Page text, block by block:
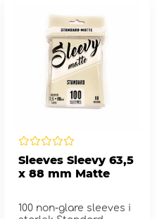
Sleeves Sleevy 63,5
x 88 mm Matte
100 non-glare sleeves i